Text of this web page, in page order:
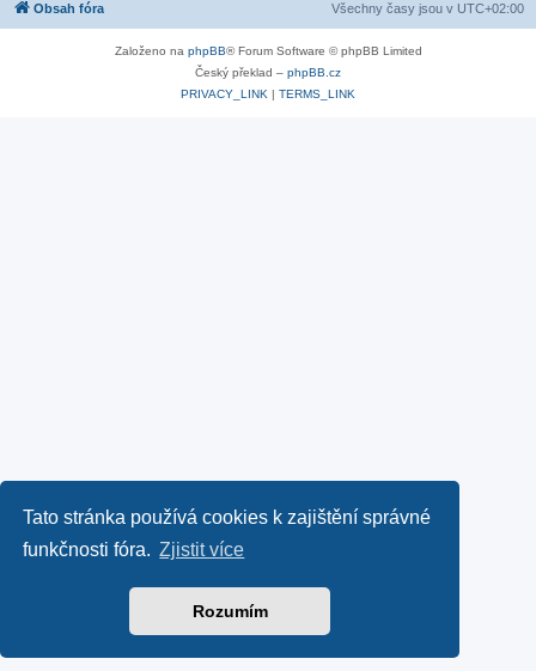
Tato stránka používá cookies k zajištění správné
funkčnosti fóra. Zjistit více
Rozumím
Obsah fóra Všechny časy jsou v UTC+02:00
Založeno na phpBB® Forum Software © phpBB Limited
Český překlad – phpBB.cz
PRIVACY_LINK | TERMS_LINK